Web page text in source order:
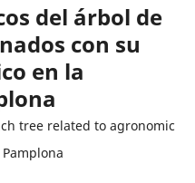
del árbol de
con su
en la
tree related to agronomic